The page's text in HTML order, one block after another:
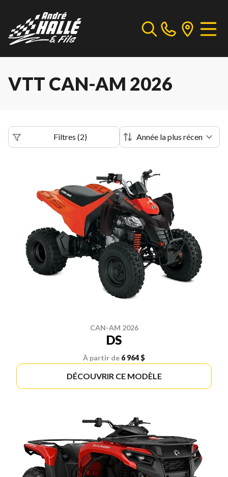
VTT CAN-AM 2026
Filtres (2)
CAN-AM 2026
DS
À partir de 6 964 $
DÉCOUVRIR CE MODÈLE